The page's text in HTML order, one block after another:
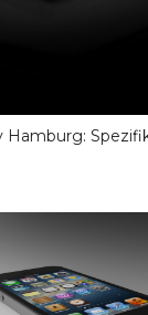
Hamburg: